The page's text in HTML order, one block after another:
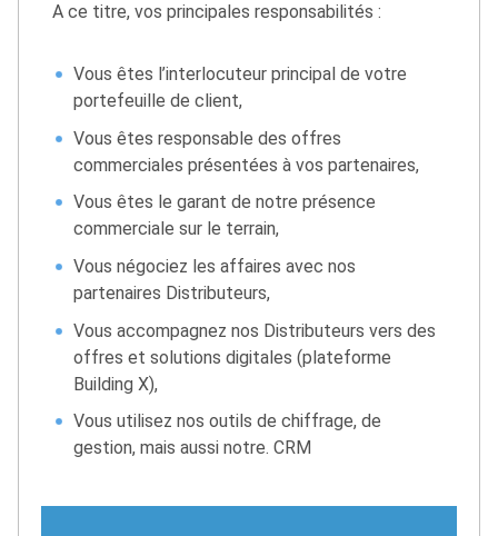
A ce titre, vos principales responsabilités :
Vous êtes l’interlocuteur principal de votre
portefeuille de client,
Vous êtes responsable des offres
commerciales présentées à vos partenaires,
Vous êtes le garant de notre présence
commerciale sur le terrain,
Vous négociez les affaires avec nos
partenaires Distributeurs,
Vous accompagnez nos Distributeurs vers des
offres et solutions digitales (plateforme
Building X),
Vous utilisez nos outils de chiffrage, de
gestion, mais aussi notre. CRM